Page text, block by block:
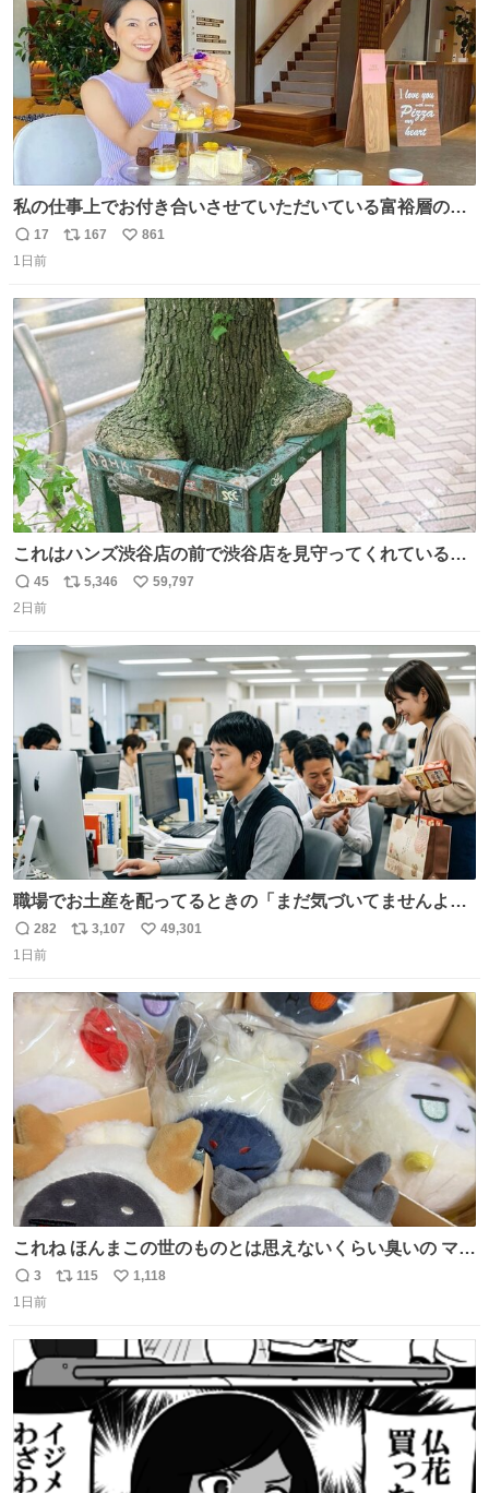
私の仕事上でお付き合いさせていただいている富裕層の社
長さん達は、こんな事しない。 こんな自慢は一切しない
し、なんなら表に出てこない。 自分に自信がない半端モン
#merchu
返
信
17
リ
ト
数
167
い
数
861
1日前
これはハンズ渋谷店の前で渋谷店を見守ってくれている
「くつろ木」。
返
信
45
リ
ト
数
5,346
い
数
59,797
2日前
職場でお土産を配ってるときの「まだ気づいてませんよ」
的な演技が毎回シンドい。
返
信
282
リ
ト
数
3,107
い
数
49,301
1日前
これね ほんまこの世のものとは思えないくらい臭いの マジ
で、死ぬほど、臭い 中に入ってる謎スクイーズのせいなん
だけど
返
信
3
リ
ト
115
い
数
1,118
1日前